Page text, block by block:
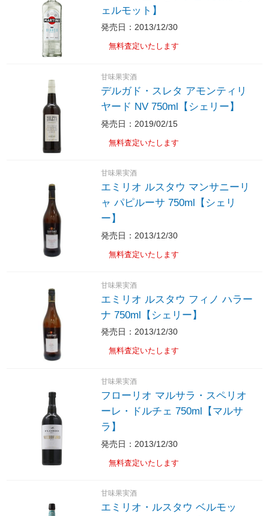
ェルモット】
発売日：2013/12/30
無料査定いたします
甘味果実酒
デルガド・スレタ アモンティリ
ヤード NV 750ml【シェリー】
発売日：2019/02/15
無料査定いたします
甘味果実酒
エミリオ ルスタウ マンサニーリ
ャ パピルーサ 750ml【シェリ
ー】
発売日：2013/12/30
無料査定いたします
甘味果実酒
エミリオ ルスタウ フィノ ハラー
ナ 750ml【シェリー】
発売日：2013/12/30
無料査定いたします
甘味果実酒
フローリオ マルサラ・スペリオ
ーレ・ドルチェ 750ml【マルサ
ラ】
発売日：2013/12/30
無料査定いたします
甘味果実酒
エミリオ・ルスタウ ベルモッ